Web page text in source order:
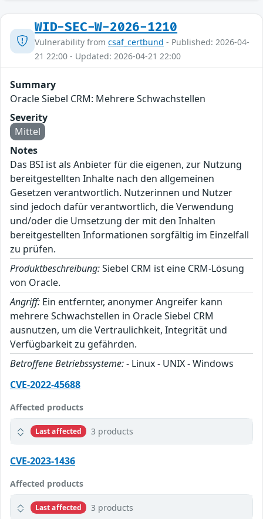
WID-SEC-W-2026-1210
Vulnerability from csaf_certbund - Published: 2026-04-
21 22:00 - Updated: 2026-04-21 22:00
Summary
Oracle Siebel CRM: Mehrere Schwachstellen
Severity
Mittel
Notes
Das BSI ist als Anbieter für die eigenen, zur Nutzung
bereitgestellten Inhalte nach den allgemeinen
Gesetzen verantwortlich. Nutzerinnen und Nutzer
sind jedoch dafür verantwortlich, die Verwendung
und/oder die Umsetzung der mit den Inhalten
bereitgestellten Informationen sorgfältig im Einzelfall
zu prüfen.
Produktbeschreibung:Siebel CRM ist eine CRM-Lösung
von Oracle.
Angriff: Ein entfernter, anonymer Angreifer kann
mehrere Schwachstellen in Oracle Siebel CRM
ausnutzen, um die Vertraulichkeit, Integrität und
Verfügbarkeit zu gefährden.
Betroffene Betriebssysteme:- Linux - UNIX - Windows
CVE-2022-45688
Affected products
Last affected 3 products
CVE-2023-1436
Affected products
Last affected 3 products